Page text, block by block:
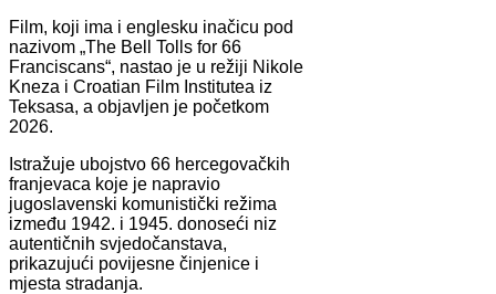
Film, koji ima i englesku inačicu pod
nazivom „The Bell Tolls for 66
Franciscans“, nastao je u režiji Nikole
Kneza i Croatian Film Institutea iz
Teksasa, a objavljen je početkom
2026.
Istražuje ubojstvo 66 hercegovačkih
franjevaca koje je napravio
jugoslavenski komunistički režima
između 1942. i 1945. donoseći niz
autentičnih svjedočanstava,
prikazujući povijesne činjenice i
mjesta stradanja.